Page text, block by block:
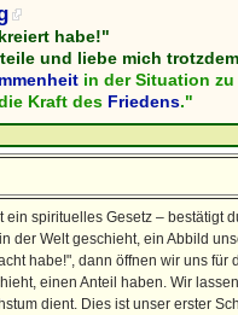
habe!"
und liebe mich
in der Situation
Kraft des Friedens."
ein spirituelles Gesetz – bestätigt
der Welt geschieht, ein Abbild
habe!", dann öffnen wir uns für
einen Anteil haben. Wir
dient. Dies ist unser erster